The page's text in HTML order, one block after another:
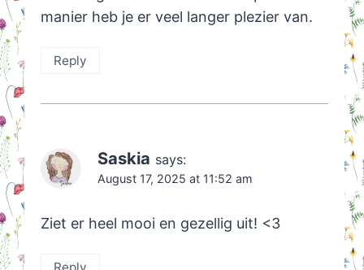
manier heb je er veel langer plezier van.
Reply
Saskia says:
August 17, 2025 at 11:52 am
Ziet er heel mooi en gezellig uit! <3